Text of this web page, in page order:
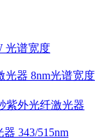
光谱宽度
光器 8nm光谱宽度
紫外光纤激光器
343/515nm